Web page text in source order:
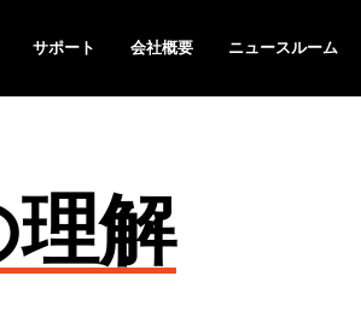
サポート 会社概要 ニュースルーム
理解